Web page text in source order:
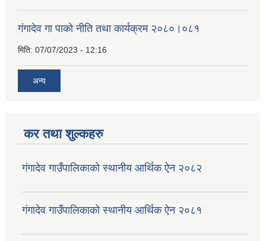
गंगादेव गा पाको नीति तथा कार्यक्रम २०८०।०८१
मिति: 07/07/2023 - 12:16
अन्य
कर तथा शुल्कहरु
गंगादेव गाउँपालिकाको स्थानीय आर्थिक ऐन २०८२
गंगादेव गाउँपालिकाको स्थानीय आर्थिक ऐन २०८१